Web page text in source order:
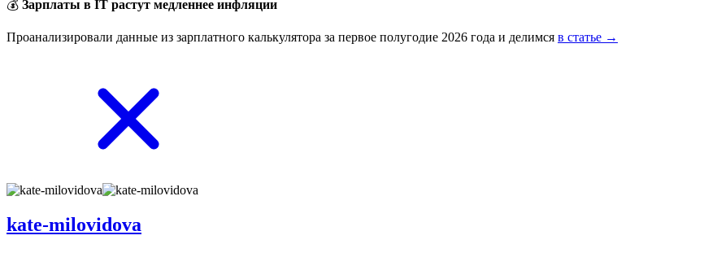
💰 Зарплаты в IT растут медленнее инфляции
Проанализировали данные из зарплатного калькулятора за первое полугодие 2026 года и делимся в статье →
kate-milovidova